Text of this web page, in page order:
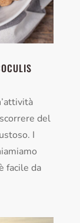
del
I
facile da